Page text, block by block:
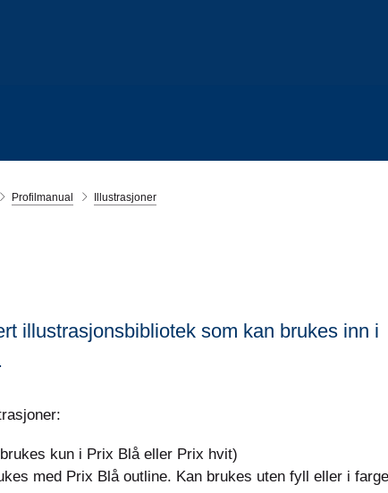
Profilmanual Illustrasjoner
illustrasjonsbibliotek som kan brukes inn i
kun i Prix Blå eller Prix hvit)
med Prix Blå outline. Kan brukes uten fyll eller i